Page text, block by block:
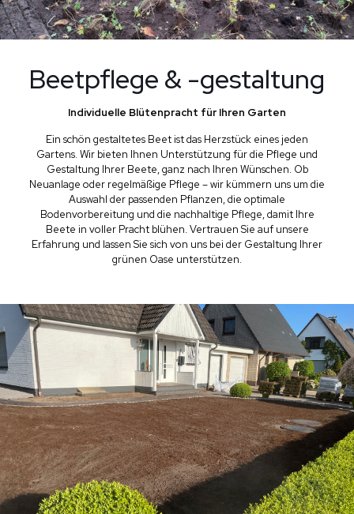
Beetpflege ­& -gestaltung
Individuelle Blütenpracht für Ihren Garten
Ein schön gestaltetes Beet ist das Herzstück eines jeden
Gartens. Wir bieten Ihnen Unterstützung für die Pflege und
Gestaltung Ihrer Beete, ganz nach Ihren Wünschen. Ob
Neuanlage oder regelmäßige Pflege – wir kümmern uns um die
Auswahl der passenden Pflanzen, die optimale
Bodenvorbereitung und die nachhaltige Pflege, damit Ihre
Beete in voller Pracht blühen. Vertrauen Sie auf unsere
Erfahrung und lassen Sie sich von uns bei der Gestaltung Ihrer
grünen Oase unterstützen.